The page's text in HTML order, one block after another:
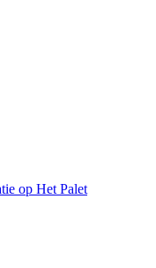
op Het Palet